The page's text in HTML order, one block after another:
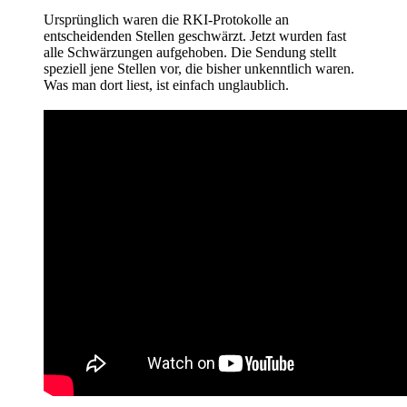
freikommen
wird
😨
🫣
🙄
⚖️
Ursprünglich waren die RKI-Protokolle an
entscheidenden Stellen geschwärzt. Jetzt wurden fast
alle Schwärzungen aufgehoben. Die Sendung stellt
speziell jene Stellen vor, die bisher unkenntlich waren.
Was man dort liest, ist einfach unglaublich.